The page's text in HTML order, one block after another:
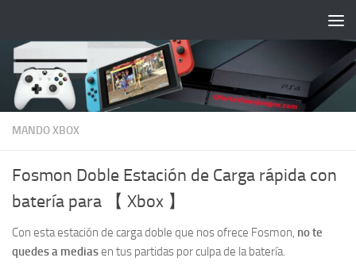
MANDO XBOX
Fosmon Doble Estación de Carga rápida con
batería para 【 Xbox 】
Con esta estación de carga doble que nos ofrece Fosmon, no te
quedes a mediasen tus partidas por culpa de la batería.